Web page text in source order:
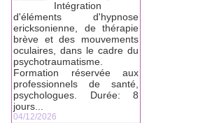
Intégration
d'éléments d'hypnose
ericksonienne, de thérapie
brève et des mouvements
oculaires, dans le cadre du
psychotraumatisme.
Formation réservée aux
professionnels de santé,
psychologues. Durée: 8
jours...
04/12/2026